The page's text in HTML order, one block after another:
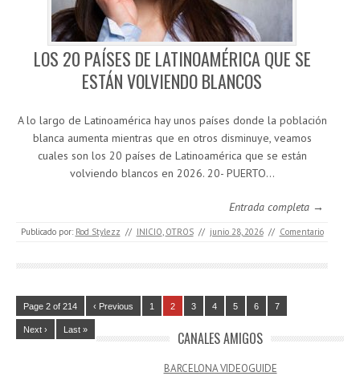
LOS 20 PAÍSES DE LATINOAMÉRICA QUE SE
ESTÁN VOLVIENDO BLANCOS
A lo largo de Latinoamérica hay unos países donde la población
blanca aumenta mientras que en otros disminuye, veamos
cuales son los 20 países de Latinoamérica que se están
volviendo blancos en 2026. 20- PUERTO…
Entrada completa →
Publicado por: Rod Stylezz // INICIO OTROS // junio 28, 2026 // Comentario
Page 2 of 214 ‹ Previous 1 2 3 4 5 6 7
Next › Last » CANALES AMIGOS
BARCELONA VIDEOGUIDE